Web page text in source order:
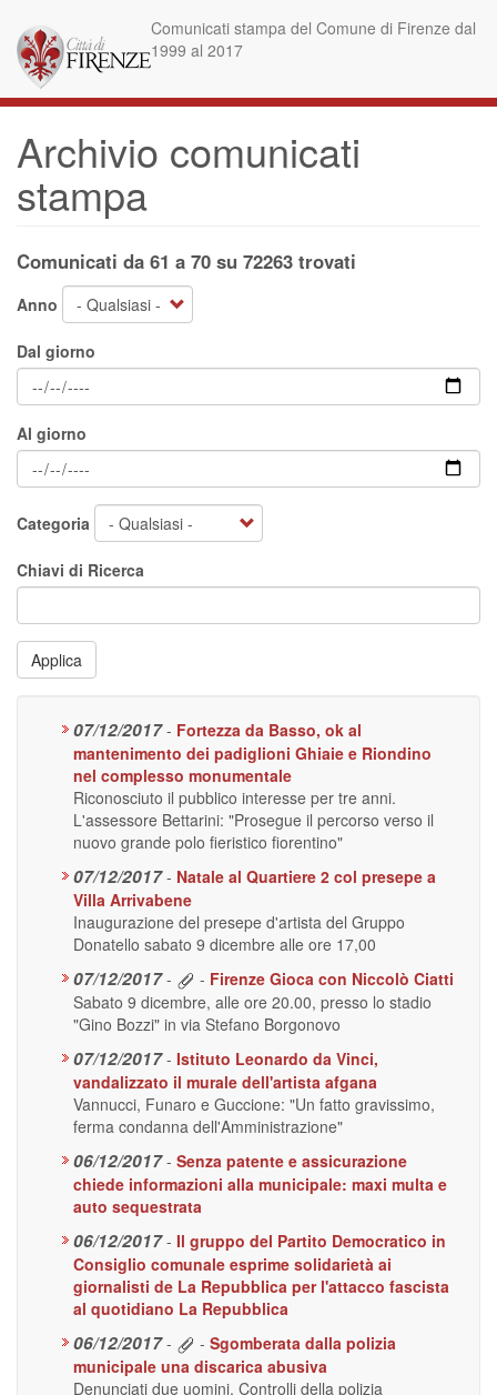
contenuto
principale
Comunicati stampa del Comune di Firenze dal
1999 al 2017
Archivio comunicati
stampa
Comunicati da 61 a 70 su 72263 trovati
Anno
Dal giorno
Al giorno
Categoria
Chiavi di Ricerca
Applica
07/12/2017 - Fortezza da Basso, ok al
mantenimento dei padiglioni Ghiaie e Riondino
nel complesso monumentale
Riconosciuto il pubblico interesse per tre anni.
L'assessore Bettarini: "Prosegue il percorso verso il
nuovo grande polo fieristico fiorentino"
07/12/2017 - Natale al Quartiere 2 col presepe a
Villa Arrivabene
Inaugurazione del presepe d'artista del Gruppo
Donatello sabato 9 dicembre alle ore 17,00
07/12/2017 - - Firenze Gioca con Niccolò Ciatti
Sabato 9 dicembre, alle ore 20.00, presso lo stadio
"Gino Bozzi" in via Stefano Borgonovo
07/12/2017 - Istituto Leonardo da Vinci,
vandalizzato il murale dell'artista afgana
Vannucci, Funaro e Guccione: "Un fatto gravissimo,
ferma condanna dell'Amministrazione"
06/12/2017 - Senza patente e assicurazione
chiede informazioni alla municipale: maxi multa e
auto sequestrata
06/12/2017 - Il gruppo del Partito Democratico in
Consiglio comunale esprime solidarietà ai
giornalisti de La Repubblica per l'attacco fascista
al quotidiano La Repubblica
06/12/2017 - - Sgomberata dalla polizia
municipale una discarica abusiva
Denunciati due uomini. Controlli della polizia